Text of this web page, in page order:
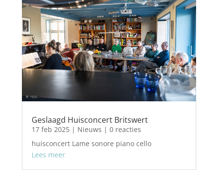
Geslaagd Huisconcert Britswert
17 feb 2025| Nieuws | 0 reacties
huisconcert Lame sonore piano cello
Lees meer